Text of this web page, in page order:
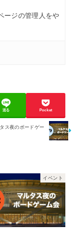
ージの管理人をや
送る Pocket
ス夜のボードゲー
イベント